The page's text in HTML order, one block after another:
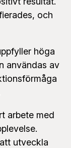
och
höga
användas av
arbete med
utveckla